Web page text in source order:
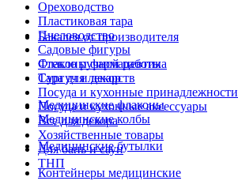
Ореховодство
Пластиковая тара
Пчеловодство
Садовые фигуры
Стекло ручной работы
Сургуч и декор
Посуда и кухонные принадлежности
Посуда и кухонные аксессуары
Все для декора
Хозяйственные товары
Для бань и саун
ТНП
Бакалея от производителя
Флаконы фармацевтика
Тара для лекарств
Медицинские флаконы
Медицинские колбы
Медицинские бутылки
Контейнеры медицинские